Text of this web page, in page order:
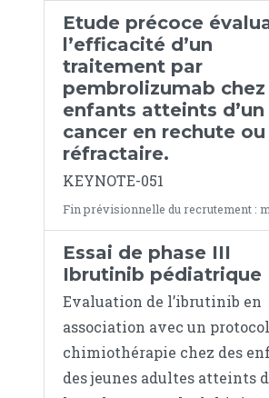
Etude précoce
l’efficacité d’un
traitement par
pembrolizumab chez
enfants atteints d’un
cancer en rechute ou
réfractaire.
KEYNOTE-051
Fin prévisionnelle du recrutement :
Essai de phase III
Ibrutinib pédiatrique
Evaluation de l’ibrutinib en
association avec un
chimiothérapie chez des
des jeunes adultes atteints